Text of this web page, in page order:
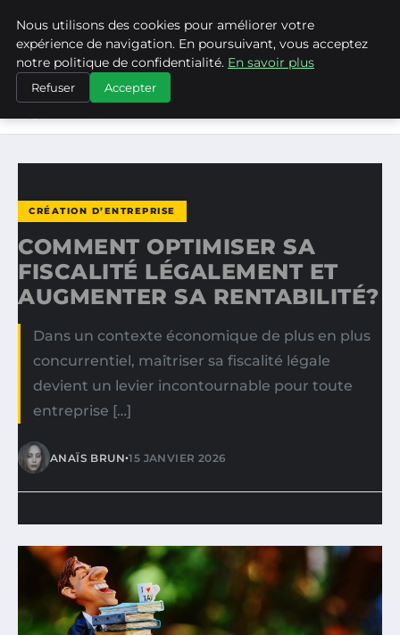
ASVPP
ACCUEIL
CRÉATION D’ENTREPRISE
COMMENT OPTIMISER SA FISCALITÉ LÉGALEMENT ET
CRÉATION D’ENTREPRISE
COMMENT OPTIMISER SA
FISCALITÉ LÉGALEMENT ET
AUGMENTER SA RENTABILITÉ?
Dans un contexte économique de plus en plus
concurrentiel, maîtriser sa fiscalité légale
devient un levier incontournable pour toute
entreprise […]
ANAÏS BRUN•15 JANVIER 2026
Nous utilisons des cookies pour améliorer votre
expérience de navigation. En poursuivant, vous acceptez
notre politique de confidentialité. En savoir plus
Refuser Accepter